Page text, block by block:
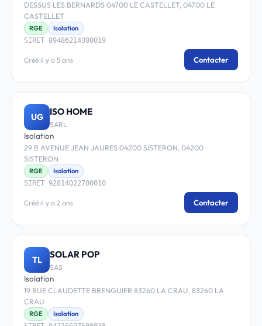
DESSUS LES BERNARDS 04700 LE CASTELLET, 04700 LE
CASTELLET
RGE
Isolation
SIRET 89486214300019
Créé il y a 5 ans Contacter
UG ISO HOME
SARL
Isolation
29 B AVENUE JEAN JAURES 04200 SISTERON, 04200
SISTERON
RGE
Isolation
SIRET 92814022700010
Créé il y a 2 ans Contacter
TL SOLAR POP
SAS
Isolation
19 RUE CLAUDETTE BRENGUIER 83260 LA CRAU, 83260 LA
CRAU
RGE
Isolation